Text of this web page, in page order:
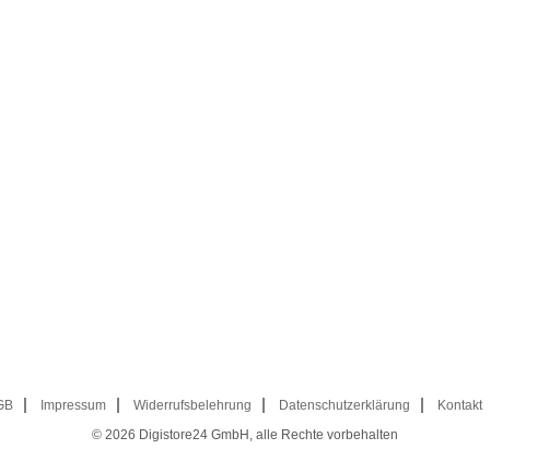
Impressum Widerrufsbelehrung Datenschutzerklärung
Kontakt
© 2026 Digistore24 GmbH, alle Rechte vorbehalten